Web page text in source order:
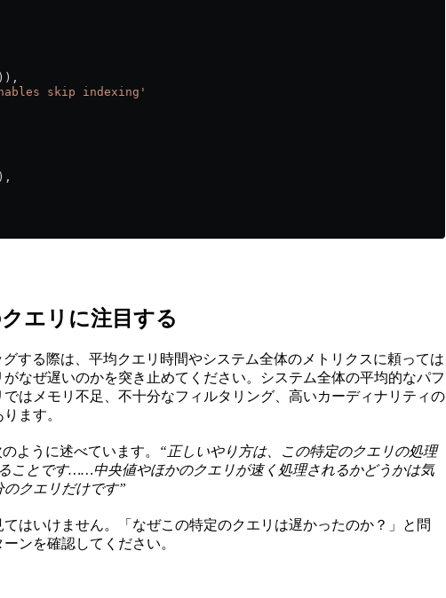
skip indexing'
エリに注目する
する際は、平均クエリ時間やシステム全体のメトリクスに頼っては
なぜ遅いのかを突き止めてください。システム全体の平均的なパフ
はメモリ不足、不十分なフィルタリング、高いカーディナリティの
ます。
ように述べています。
“正しいやり方は、この特定のクエリの処理
ことです……中央値やほかのクエリが速く処理されるかどうかは気
クエリだけです”
はいけません。「なぜこの特定のクエリは遅かったのか？」と問
ンを確認してください。